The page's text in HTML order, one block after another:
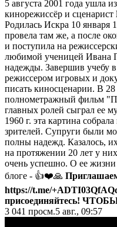
5 августа 2001 года ушла
кинорежиссёр и сценарист
Родилась Искра 10 января
провела там же, а после
и поступила на
любимой ученицей Ивана
надежды. Завершив учебу в
режиссером игровых и
писать киносценарии. В
полнометражный фильм
главных ролей сыграл ее
1960 г. эта картина
зрителей. Супруги были
полны надежд. Казалось,
на протяжении 20 лет у
очень успешно. О ее
блоге - 👍❤️🙏
https://t.me/
присоединяйтесь!
3 041 просм.5 авг., 09:57